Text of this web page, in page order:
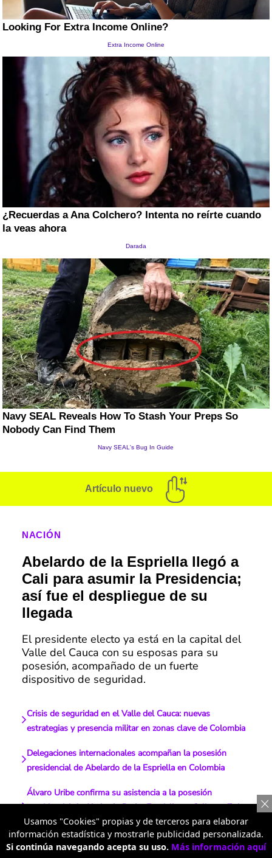
Artículo nuevo
NACIÓN
Abelardo de la Espriella llegó a
Cali para asumir la Presidencia;
así fue el despliegue de su
llegada
El presidente electo ya está en la capital del
Valle del Cauca con su esposas para su
posesión, acompañado de un fuerte
dispositivo de seguridad.
Crisis de seguridad en el Valle del Cauca: nuevas
estrategias y presencia militar en zonas clave de Colombia
Delegaciones internacionales acompañan la posesión
presidencial de Abelardo de la Espriella en Colombia
Álvaro Uribe confirma su asistencia a la posesión
presidencial de Abelardo De La Espriella en Cali este 7 de
agosto
Encuentran cilindro bomba en vía a Medellín, horas antes
Usamos "Cookies" propias y de terceros para elaborar
información estadística y mostrarle publicidad personalizada.
Si continúa navegando acepta su uso. Más información aquí